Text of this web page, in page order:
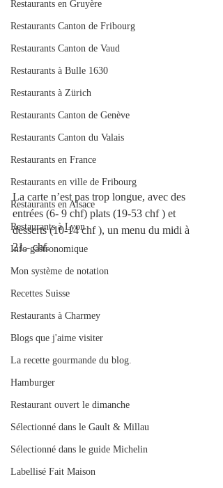
Restaurants en Gruyère
Restaurants Canton de Fribourg
Restaurants Canton de Vaud
Restaurants à Bulle 1630
Restaurants à Zürich
Restaurants Canton de Genève
Restaurants Canton du Valais
Restaurants en France
Restaurants en ville de Fribourg
Restaurants en Alsace
Restaurants à Lyon
Info gastronomique
Mon système de notation
Recettes Suisse
Restaurants à Charmey
Blogs que j'aime visiter
La recette gourmande du blog.
Hamburger
Restaurant ouvert le dimanche
Sélectionné dans le Gault & Millau
Sélectionné dans le guide Michelin
Labellisé Fait Maison
La carte n’est pas trop longue, avec des
entrées (6- 9 chf) plats (19-53 chf ) et
desserts (10-14 chf ), un menu du midi à
21.- chf.